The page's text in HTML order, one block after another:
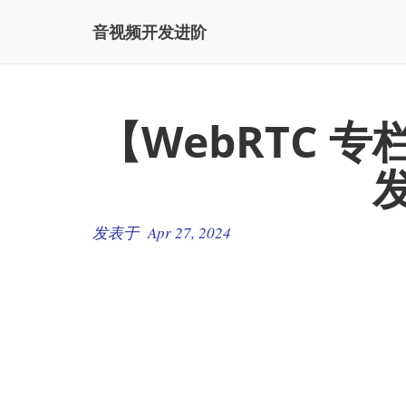
音视频开发进阶
【WebRTC
发表于 Apr 27, 2024